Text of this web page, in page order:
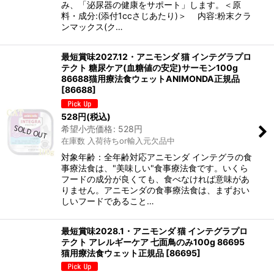
み、「泌尿器の健康をサポート」します。＜原
料・成分:(添付1ccさじあたり)＞ 内容:粉末クラ
ンマックス(ク…
最短賞味2027.12・アニモンダ 猫 インテグラプロ
テクト 糖尿ケア(血糖値の安定)サーモン100g
86688猫用療法食ウェットANIMONDA正規品
[86688]
528円(税込)
希望小売価格: 528円
在庫数 入荷待ちor輸入元欠品中
対象年齢：全年齢対応アニモンダ インテグラの食
事療法食は、"美味しい"食事療法食です。いくら
フードの成分が良くても、食べなければ意味があ
りません。アニモンダの食事療法食は、まずおい
しいフードであること…
最短賞味2028.1・アニモンダ 猫 インテグラプロ
テクト アレルギーケア 七面鳥のみ100g 86695
猫用療法食ウェット正規品 [86695]